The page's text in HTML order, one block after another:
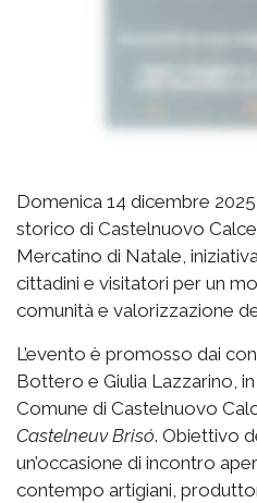
Domenica 14 dicembre
storico di Castelnuovo
Mercatino di Natale,
cittadini e visitatori per un
comunità e valorizzazione
L’evento è promosso dai
Bottero e Giulia Lazzarino,
Comune di Castelnuovo
Castelneuv Brisó. Obiettivo
un’occasione di incontro
contempo artigiani,